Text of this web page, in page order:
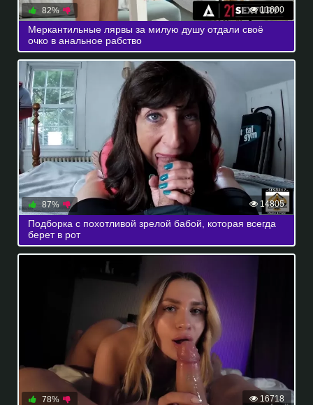
11600
82%
Меркантильные лярвы за милую душу отдали своё
очко в анальное рабство
14805
87%
Подборка с похотливой зрелой бабой, которая всегда
берет в рот
16718
78%